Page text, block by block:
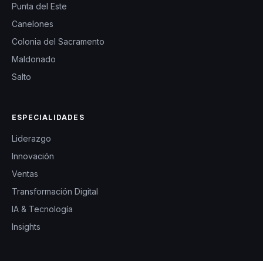
Punta del Este
Canelones
Colonia del Sacramento
Maldonado
Salto
ESPECIALIDADES
Liderazgo
Innovación
Ventas
Transformación Digital
IA & Tecnología
Insights